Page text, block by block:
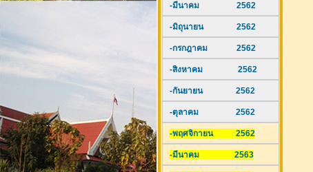
-มีนาคม 2562
-มิถุนายน 2562
-กรกฎาคม 2562
-สิงหาคม 2562
-กันยายน 2562
-ตุลาคม 2562
-พฤศจิกายน 2562
-มีนาคม 2563